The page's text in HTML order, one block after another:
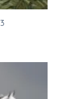
Toevoegen